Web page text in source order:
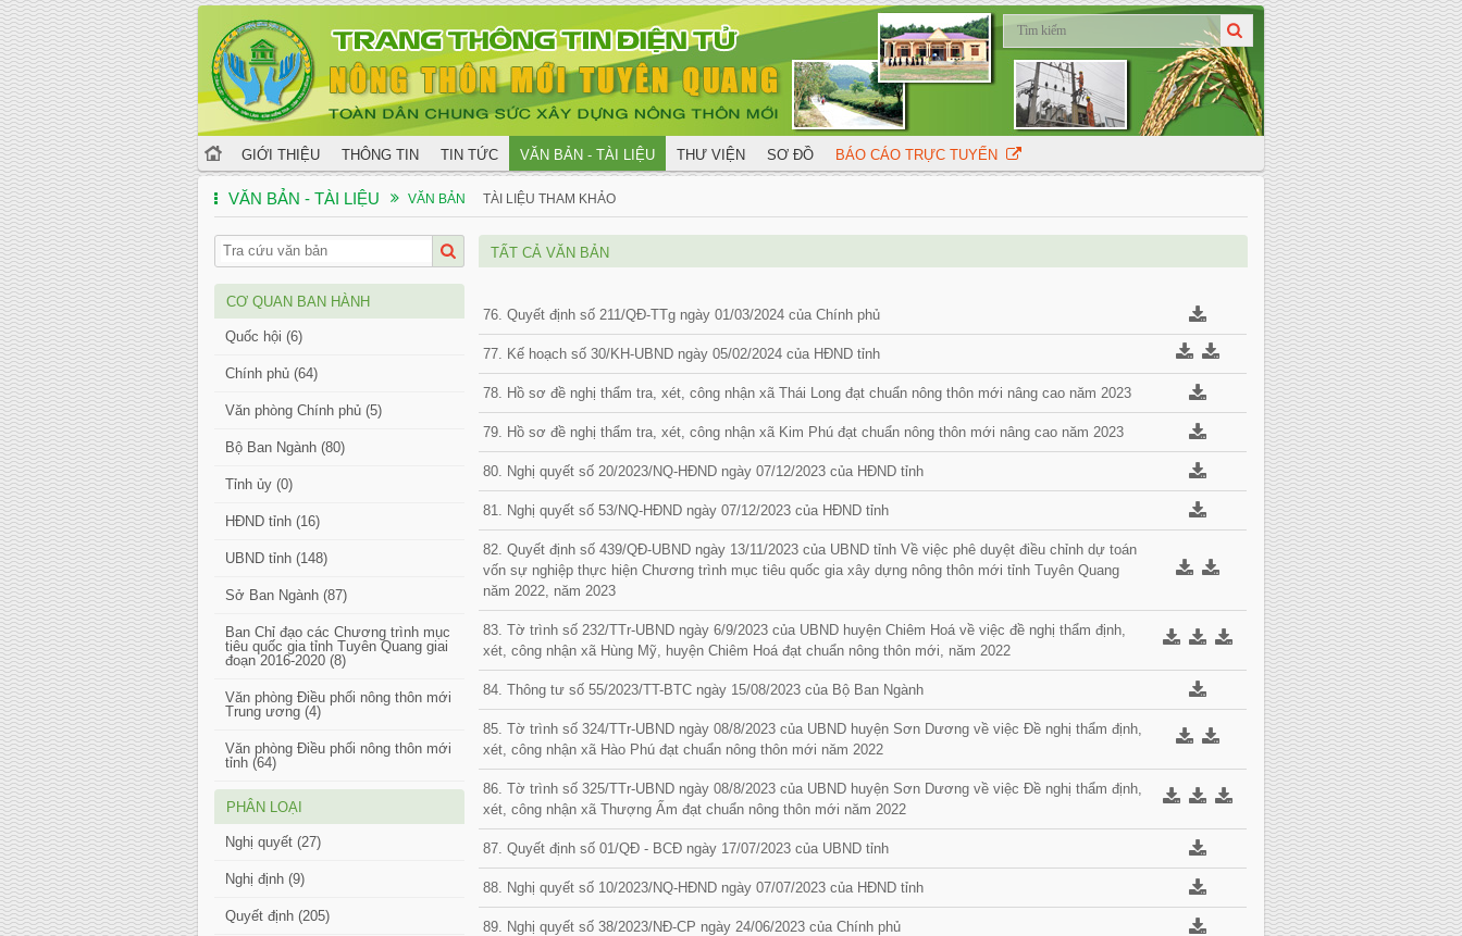
GIỚI THIỆU THÔNG TIN TIN TỨC VĂN BẢN - TÀI LIỆU THƯ VIỆN SƠ ĐỒ BÁO CÁO TRỰC TUYẾN
VĂN BẢN - TÀI LIỆU VĂN BẢN TÀI LIỆU THAM KHẢO
CƠ QUAN BAN HÀNH
Quốc hội (6)
Chính phủ (64)
Văn phòng Chính phủ (5)
Bộ Ban Ngành (80)
Tỉnh ủy (0)
HĐND tỉnh (16)
UBND tỉnh (148)
Sở Ban Ngành (87)
Ban Chỉ đạo các Chương trình mục
tiêu quốc gia tỉnh Tuyên Quang giai
đoạn 2016-2020 (8)
Văn phòng Điều phối nông thôn mới
Trung ương (4)
Văn phòng Điều phối nông thôn mới
tỉnh (64)
PHÂN LOẠI
Nghị quyết (27)
Nghị định (9)
Quyết định (205)
TẤT CẢ VĂN BẢN
76. Quyết định số 211/QĐ-TTg ngày 01/03/2024 của Chính phủ
77. Kế hoạch số 30/KH-UBND ngày 05/02/2024 của HĐND tỉnh
78. Hồ sơ đề nghị thẩm tra, xét, công nhận xã Thái Long đạt chuẩn nông thôn mới nâng cao năm 2023
79. Hồ sơ đề nghị thẩm tra, xét, công nhận xã Kim Phú đạt chuẩn nông thôn mới nâng cao năm 2023
80. Nghị quyết số 20/2023/NQ-HĐND ngày 07/12/2023 của HĐND tỉnh
81. Nghị quyết số 53/NQ-HĐND ngày 07/12/2023 của HĐND tỉnh
82. Quyết định số 439/QĐ-UBND ngày 13/11/2023 của UBND tỉnh Về việc phê duyệt điều chỉnh dự toán
vốn sự nghiệp thực hiện Chương trình mục tiêu quốc gia xây dựng nông thôn mới tỉnh Tuyên Quang
năm 2022, năm 2023
83. Tờ trình số 232/TTr-UBND ngày 6/9/2023 của UBND huyện Chiêm Hoá về việc đề nghị thẩm định,
xét, công nhận xã Hùng Mỹ, huyện Chiêm Hoá đạt chuẩn nông thôn mới, năm 2022
84. Thông tư số 55/2023/TT-BTC ngày 15/08/2023 của Bộ Ban Ngành
85. Tờ trình số 324/TTr-UBND ngày 08/8/2023 của UBND huyện Sơn Dương về việc Đề nghị thẩm định,
xét, công nhận xã Hào Phú đạt chuẩn nông thôn mới năm 2022
86. Tờ trình số 325/TTr-UBND ngày 08/8/2023 của UBND huyện Sơn Dương về việc Đề nghị thẩm định,
xét, công nhận xã Thượng Ấm đạt chuẩn nông thôn mới năm 2022
87. Quyết định số 01/QĐ - BCĐ ngày 17/07/2023 của UBND tỉnh
88. Nghị quyết số 10/2023/NQ-HĐND ngày 07/07/2023 của HĐND tỉnh
89. Nghị quyết số 38/2023/NĐ-CP ngày 24/06/2023 của Chính phủ